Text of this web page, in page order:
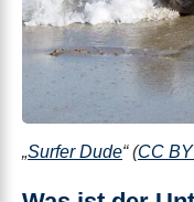
„Surfer Dude“ (CC